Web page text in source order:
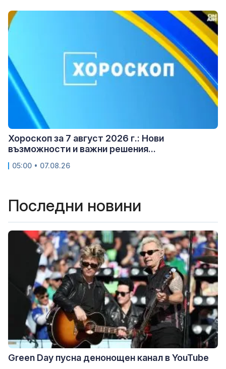
Хороскоп за 7 август 2026 г.: Нови
възможности и важни решения...
05:00 • 07.08.26
Последни новини
Green Day пусна денонощен канал в YouTube